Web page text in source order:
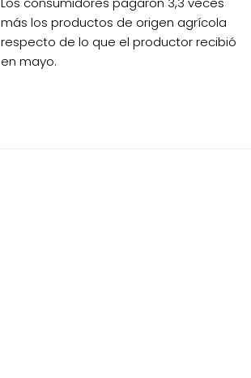
más los productos de origen agrícola
respecto de lo que el productor recibió
en mayo.